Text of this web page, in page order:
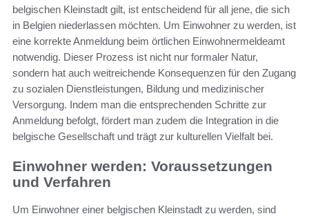
belgischen Kleinstadt gilt, ist entscheidend für all jene, die sich
in Belgien niederlassen möchten. Um Einwohner zu werden, ist
eine korrekte Anmeldung beim örtlichen Einwohnermeldeamt
notwendig. Dieser Prozess ist nicht nur formaler Natur,
sondern hat auch weitreichende Konsequenzen für den Zugang
zu sozialen Dienstleistungen, Bildung und medizinischer
Versorgung. Indem man die entsprechenden Schritte zur
Anmeldung befolgt, fördert man zudem die Integration in die
belgische Gesellschaft und trägt zur kulturellen Vielfalt bei.
Einwohner werden: Voraussetzungen
und Verfahren
Um Einwohner einer belgischen Kleinstadt zu werden, sind